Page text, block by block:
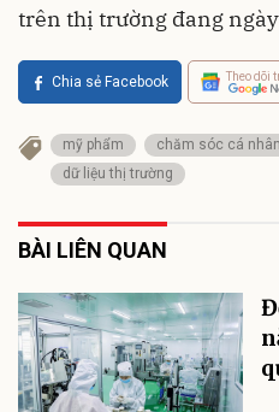
trên thị trường đang
Chia sẻ Facebook Theo dõi
mỹ phẩm chăm sóc cá nhân
dữ liệu thị trường
BÀI LIÊN QUAN